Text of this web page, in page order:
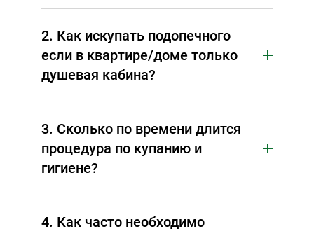
2. Как искупать подопечного
если в квартире/доме только
душевая кабина?
3. Сколько по времени длится
процедура по купанию и
гигиене?
4. Как часто необходимо